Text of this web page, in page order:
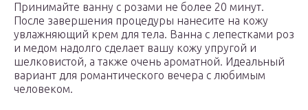
Принимайте ванну с розами не более 20 минут.
После завершения процедуры нанесите на кожу
увлажняющий крем для тела. Ванна с лепестками роз
и медом надолго сделает вашу кожу упругой и
шелковистой, а также очень ароматной. Идеальный
вариант для романтического вечера с любимым
человеком.